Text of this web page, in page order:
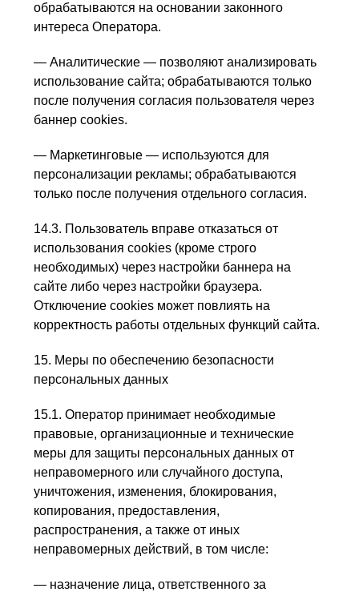
обрабатываются на основании законного
интереса Оператора.
— Аналитические — позволяют анализировать
использование сайта; обрабатываются только
после получения согласия пользователя через
баннер cookies.
— Маркетинговые — используются для
персонализации рекламы; обрабатываются
только после получения отдельного согласия.
14.3. Пользователь вправе отказаться от
использования cookies (кроме строго
необходимых) через настройки баннера на
сайте либо через настройки браузера.
Отключение cookies может повлиять на
корректность работы отдельных функций сайта.
15. Меры по обеспечению безопасности
персональных данных
15.1. Оператор принимает необходимые
правовые, организационные и технические
меры для защиты персональных данных от
неправомерного или случайного доступа,
уничтожения, изменения, блокирования,
копирования, предоставления,
распространения, а также от иных
неправомерных действий, в том числе:
— назначение лица, ответственного за